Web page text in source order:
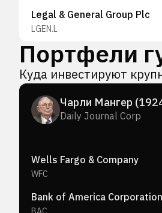
Legal & General Group Plc
LGEN.L
Aviva plc
AV.L
ADM.L
St. James's Place plc
Schroders plc
SDR.L
ProVen Growth & Income VCT
Портфели
Куда инвестируют
Чарли Мангер
Daily Journal Corp
Wells Fargo & Company
WFC
Bank of America Corporation